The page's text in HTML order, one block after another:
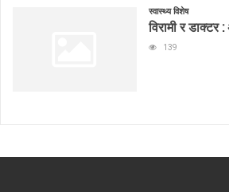
स्वास्थ्य विशेष
विरामी र
139